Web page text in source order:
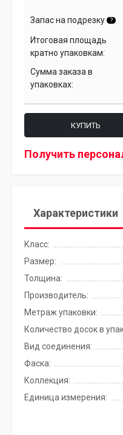
Запас на подрезку ?
Итоговая площадь
кратно упаковкам:
Сумма заказа в
упаковках:
КУПИТЬ
Получить
Характеристики
Класс:
Размер:
Толщина:
Производитель:
Метраж упаковки:
Количество досок в
Вид соединения:
Фаска:
Коллекция:
Единица измерения: